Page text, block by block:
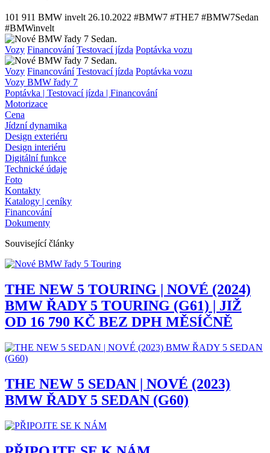
101 911 BMW invelt 26.10.2022 #BMW7 #THE7 #BMW7Sedan
#BMWinvelt
Vozy Financování Testovací jízda Poptávka vozu
Vozy Financování Testovací jízda Poptávka vozu
Vozy BMW řady 7
Poptávka | Testovací jízda | Financování
Motorizace
Cena
Jídzní dynamika
Design exteriéru
Design interiéru
Digitální funkce
Technické údaje
Foto
Kontakty
Katalogy | ceníky
Financování
Dokumenty
Související články
THE NEW 5 TOURING | NOVÉ (2024)
BMW ŘADY 5 TOURING (G61) | JIŽ
OD 16 790 KČ BEZ DPH MĚSÍČNĚ
THE NEW 5 SEDAN | NOVÉ (2023)
BMW ŘADY 5 SEDAN (G60)